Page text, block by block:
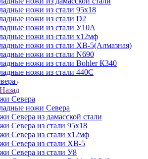
ножи из стали 95х18
ножи из стали D2
ножи из стали У10А
ножи из стали х12мф
ножи из стали ХВ-5(Алмазная)
ножи из стали N690
ножи из стали Bohler К340
ножи из стали 440С
Назад
Севера
ножи Севера
Севера из дамасской стали
Севера из стали 95х18
Севера из стали х12мф
Севера из стали ХВ-5
Севера из стали У8